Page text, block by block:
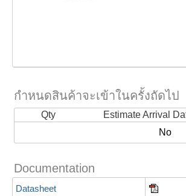
กำหนดสินค้าจะเข้าในครั้งถัดไป
Qty Estimate Arrival
No
Documentation
Datasheet